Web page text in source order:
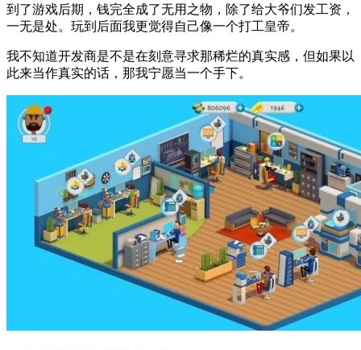
到了游戏后期，钱完全成了无用之物，除了给大爷们发工资，
一无是处。玩到后面我更觉得自己像一个打工皇帝。
我不知道开发商是不是在刻意寻求那稀烂的真实感，但如果以
此来当作真实的话，那我宁愿当一个手下。